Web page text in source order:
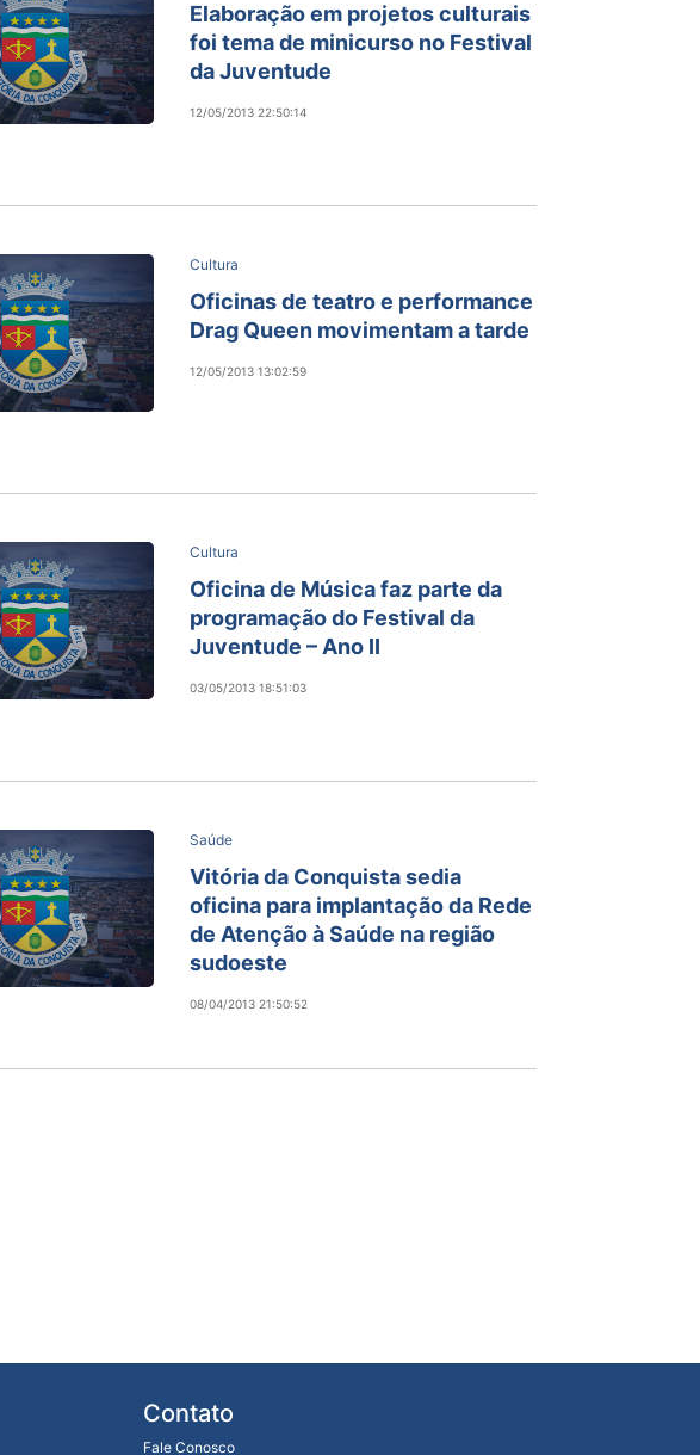
Elaboração em projetos culturais
foi tema de minicurso no Festival
da Juventude
12/05/2013 22:50:14
Cultura
Oficinas de teatro e performance
Drag Queen movimentam a tarde
12/05/2013 13:02:59
Cultura
Oficina de Música faz parte da
programação do Festival da
Juventude – Ano II
03/05/2013 18:51:03
Saúde
Vitória da Conquista sedia
oficina para implantação da Rede
de Atenção à Saúde na região
sudoeste
08/04/2013 21:50:52
Contato
Fale Conosco